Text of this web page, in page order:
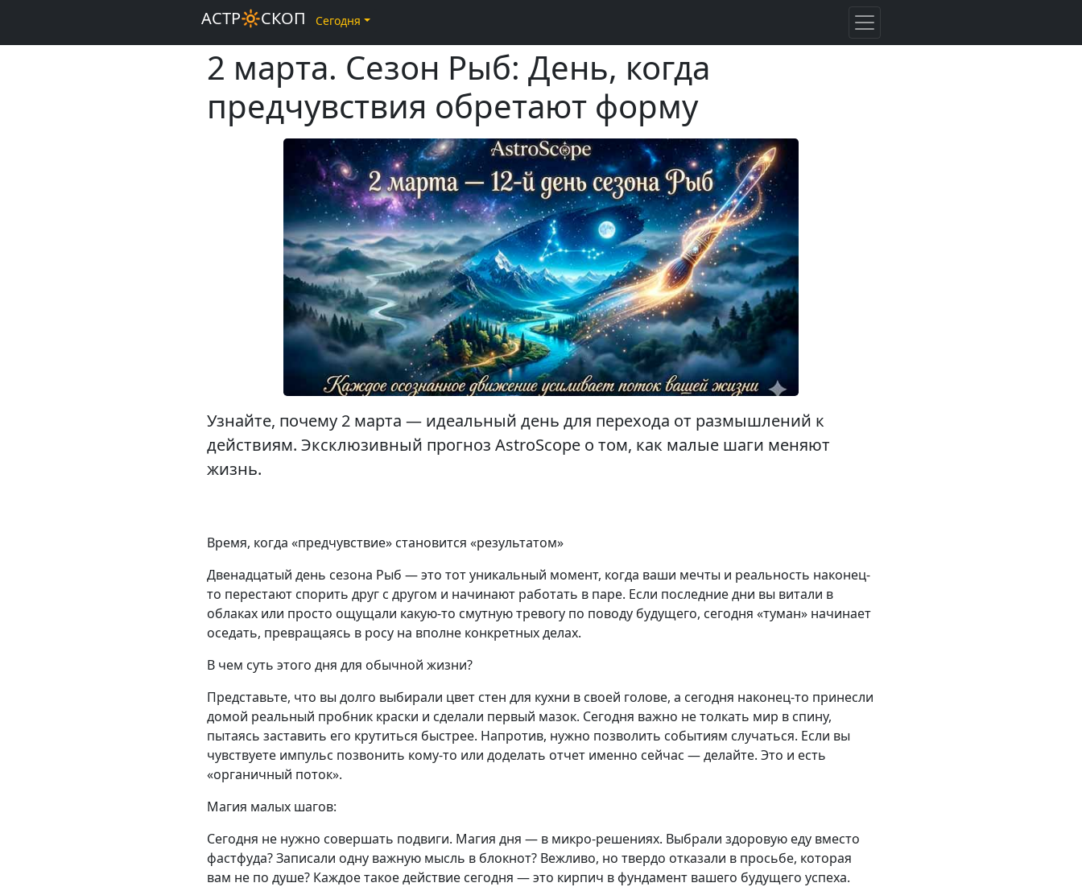
2 марта. Сезон Рыб: День, когда
предчувствия обретают форму
Узнайте, почему 2 марта — идеальный день для перехода от размышлений к
действиям. Эксклюзивный прогноз AstroScope о том, как малые шаги меняют
жизнь.
Время, когда «предчувствие» становится «результатом»
Двенадцатый день сезона Рыб — это тот уникальный момент, когда ваши мечты и реальность наконец-
то перестают спорить друг с другом и начинают работать в паре. Если последние дни вы витали в
облаках или просто ощущали какую-то смутную тревогу по поводу будущего, сегодня «туман» начинает
оседать, превращаясь в росу на вполне конкретных делах.
В чем суть этого дня для обычной жизни?
Представьте, что вы долго выбирали цвет стен для кухни в своей голове, а сегодня наконец-то принесли
домой реальный пробник краски и сделали первый мазок. Сегодня важно не толкать мир в спину,
пытаясь заставить его крутиться быстрее. Напротив, нужно позволить событиям случаться. Если вы
чувствуете импульс позвонить кому-то или доделать отчет именно сейчас — делайте. Это и есть
«органичный поток».
Магия малых шагов:
Сегодня не нужно совершать подвиги. Магия дня — в микро-решениях. Выбрали здоровую еду вместо
фастфуда? Записали одну важную мысль в блокнот? Вежливо, но твердо отказали в просьбе, которая
вам не по душе? Каждое такое действие сегодня — это кирпич в фундамент вашего будущего успеха.
АСТР🔆СКОП Сегодня